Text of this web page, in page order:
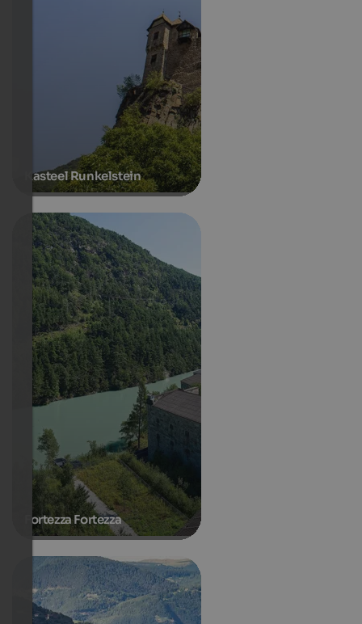
Kasteel Runkelstein
Fortezza Fortezza